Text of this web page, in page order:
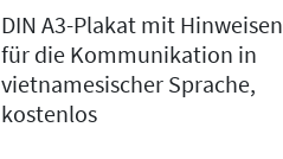
DIN A3-Plakat mit Hinweisen
für die Kommunikation in
vietnamesischer Sprache,
kostenlos